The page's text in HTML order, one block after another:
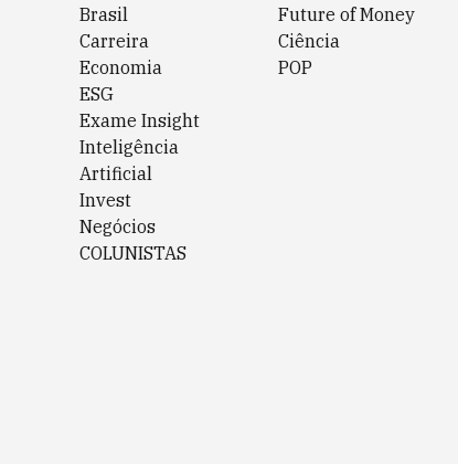
Brasil
Carreira
Economia
ESG
Exame Insight
Inteligência
Artificial
Invest
Negócios
COLUNISTAS
Future of Money
Ciência
POP